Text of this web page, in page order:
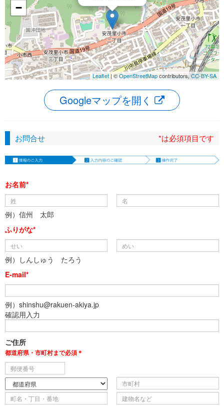
−
Leaflet| ©OpenStreetMapcontributors,CC-BY-SA
Googleマップを開く
お問合せ *は必須項目です
お名前*
例）信州 太郎
ふりがな*
例）しんしゅう たろう
E-mail*
例）shinshu@rakuen-akiya.jp
確認用入力
ご住所
都道府県・市町村まで必須＊